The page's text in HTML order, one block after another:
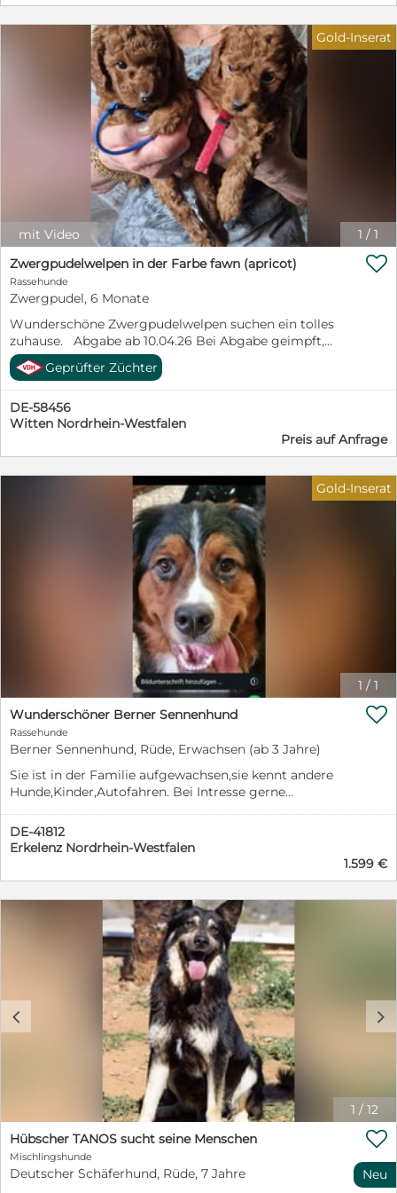
1 / 1
mit Video
Gold-Inserat
Zwergpudelwelpen in der Farbe fawn (apricot)
Rassehunde
Zwergpudel, 6 Monate
Wunderschöne Zwergpudelwelpen suchen ein tolles
zuhause. Abgabe ab 10.04.26 Bei Abgabe geimpft,
gechipt, mehrfach entwurmt. - VDH Papiere. Die Eltern
sind auf Erbkrankheiten untersucht. Bei Interesse
rufen Sie mich gerne an : 02302/ 73522

Geprüfter Züchter
DE-58456
Witten Nordrhein-Westfalen
Preis auf Anfrage
1 / 1
Gold-Inserat
Wunderschöner Berner Sennenhund
Rassehunde
Berner Sennenhund, Rüde, Erwachsen (ab 3 Jahre)
Sie ist in der Familie aufgewachsen,sie kennt andere
Hunde,Kinder,Autofahren. Bei Intresse gerne

DE-41812
Erkelenz Nordrhein-Westfalen
1.599 €
1 / 12
c d
Hübscher TANOS sucht seine Menschen
Mischlingshunde
Deutscher Schäferhund, Rüde, 7 Jahre

Neu